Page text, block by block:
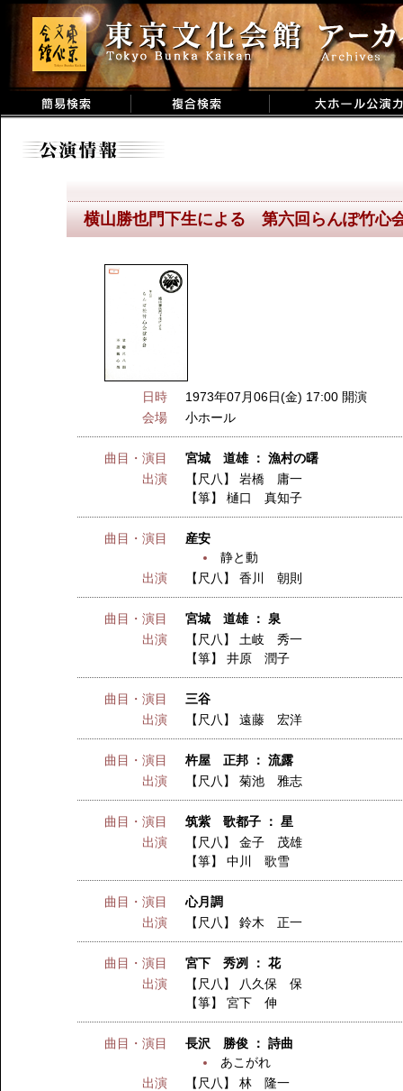
横山勝也門下生による 第六回らんぽ竹心
日時
1973年07月06日(金) 17:00 開演
会場
小ホール
曲目・演目
宮城 道雄 ： 漁村の曙
出演
【尺八】岩橋 庸一
【箏】樋口 真知子
曲目・演目
産安
静と動
出演
【尺八】香川 朝則
曲目・演目
宮城 道雄 ： 泉
出演
【尺八】 土岐 秀一
【箏】井原 潤子
曲目・演目
三谷
出演
【尺八】遠藤 宏洋
曲目・演目
杵屋 正邦 ： 流露
出演
【尺八】菊池 雅志
曲目・演目
筑紫 歌都子 ： 星
出演
【尺八】金子 茂雄
【箏】中川 歌雪
曲目・演目
心月調
出演
【尺八】鈴木 正一
曲目・演目
宮下 秀冽 ： 花
出演
【尺八】
八久保 保
【箏】宮下 伸
曲目・演目
長沢 勝俊 ： 詩曲
あこがれ
出演
【尺八】林 隆一